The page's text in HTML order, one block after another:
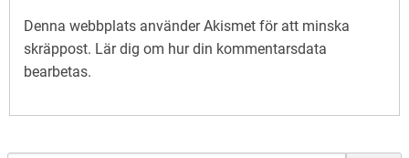
Denna webbplats använder Akismet för att minska
skräppost. Lär dig om hur din kommentarsdata
bearbetas.